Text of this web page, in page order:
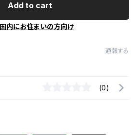
Add to cart
内にお住まいの方向け
通報する
(0)